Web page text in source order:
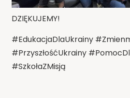
DZIĘKUJEMY!
#EdukacjaDlaUkrainy
#PrzyszłośćUkrainy
#SzkołaZMisją